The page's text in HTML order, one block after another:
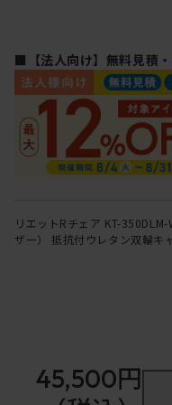
■【法人向け】無料見積
リエットRチェア KT-
ザー） 抵抗付ウレタン双輪キ
45,500円